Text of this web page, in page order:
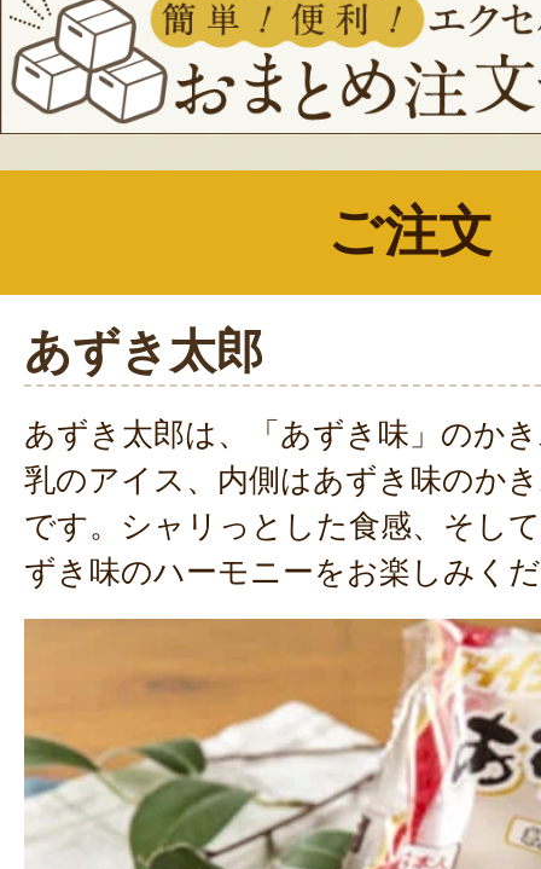
ご注文
あずき太郎
あずき太郎は、「あずき味」のか
乳のアイス、内側はあずき味のか
です。シャリっとした食感、そし
ずき味のハーモニーをお楽しみく